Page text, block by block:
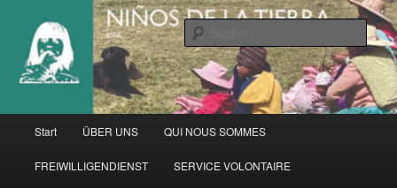
primären
Inhalt
springen
Start ÜBER UNS QUI NOUS SOMMES
FREIWILLIGENDIENST SERVICE VOLONTAIRE